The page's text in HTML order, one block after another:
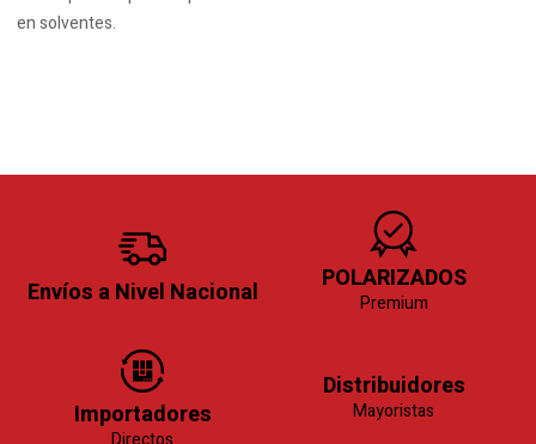
en solventes.
Envíos a Nivel Nacional POLARIZADOS
Premium
Importadores
Distribuidores
Mayoristas